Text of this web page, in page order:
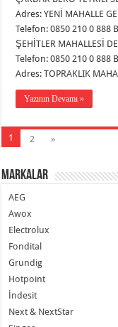
Adres: YENİ MAHALLE
Telefon: 0850 210 0 888
ŞEHİTLER MAHALLESİ
Telefon: 0850 210 0 888
Adres: TOPRAKLIK
Yazının Devamı »
1 2 »
Markalar
AEG
Awox
Electrolux
Fondital
Grundig
Hotpoint
İndesit
Next & NextStar